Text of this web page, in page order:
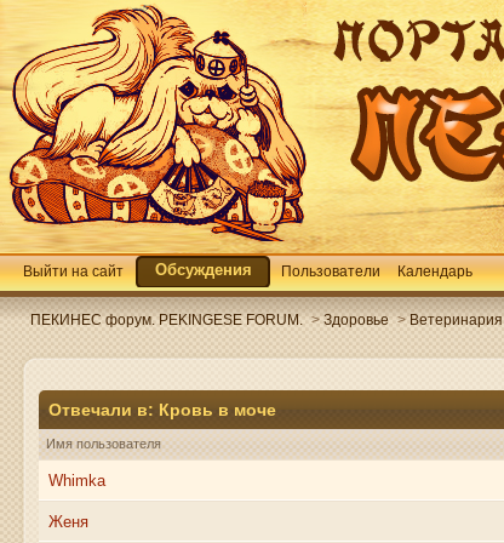
Выйти на сайт Обсуждения Пользователи Календарь
ПЕКИНЕС форум. PEKINGESE FORUM. > Здоровье > Ветеринария
Отвечали в: Кровь в моче
Имя пользователя
Whimka
Женя